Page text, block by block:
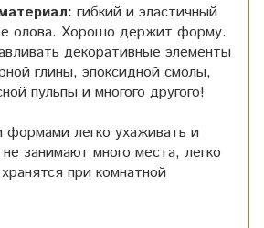
гибкий и эластичный
олова. Хорошо держит форму.
декоративные элементы
глины, эпоксидной смолы,
пульпы и многого другого!
формами легко ухаживать и
занимают много места, легко
при комнатной